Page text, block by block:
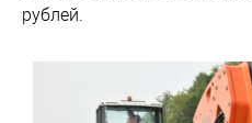
рублей.